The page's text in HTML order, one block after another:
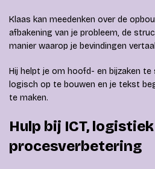
Klaas kan meedenken over de
afbakening van je probleem, de
manier waarop je bevindingen
Hij helpt je om hoofd- en bijzaken te
logisch op te bouwen en je tekst
te maken.
Hulp bij ICT,
procesverbetering